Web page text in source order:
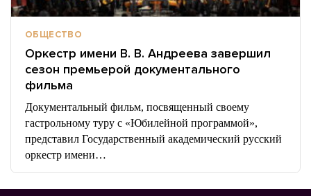
ОБЩЕСТВО
Оркестр имени В. В. Андреева завершил
сезон премьерой документального
фильма
Документальный фильм, посвященный своему
гастрольному туру с «Юбилейной программой»,
представил Государственный академический русский
оркестр имени…